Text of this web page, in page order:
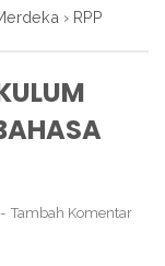
› RPP
Tambah Komentar